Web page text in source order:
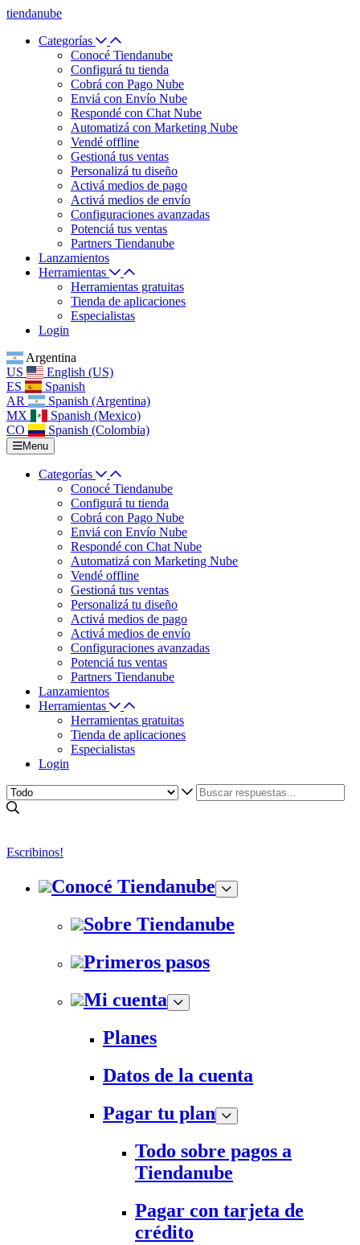
tiendanube
Categorías
Conocé Tiendanube
Configurá tu tienda
Cobrá con Pago Nube
Enviá con Envío Nube
Respondé con Chat Nube
Automatizá con Marketing Nube
Vendé offline
Gestioná tus ventas
Personalizá tu diseño
Activá medios de pago
Activá medios de envío
Configuraciones avanzadas
Potenciá tus ventas
Partners Tiendanube
Lanzamientos
Herramientas
Herramientas gratuitas
Tienda de aplicaciones
Especialistas
Login
Argentina
US
English (US)
ES
Spanish
AR
Spanish (Argentina)
MX
Spanish (Mexico)
CO
Spanish (Colombia)
Menu
Categorías
Conocé Tiendanube
Configurá tu tienda
Cobrá con Pago Nube
Enviá con Envío Nube
Respondé con Chat Nube
Automatizá con Marketing Nube
Vendé offline
Gestioná tus ventas
Personalizá tu diseño
Activá medios de pago
Activá medios de envío
Configuraciones avanzadas
Potenciá tus ventas
Partners Tiendanube
Lanzamientos
Herramientas
Herramientas gratuitas
Tienda de aplicaciones
Especialistas
Login
Escribinos!
Conocé Tiendanube
Sobre Tiendanube
Primeros pasos
Mi cuenta
Planes
Datos de la cuenta
Pagar tu plan
Todo sobre pagos a
Tiendanube
Pagar con tarjeta de
crédito